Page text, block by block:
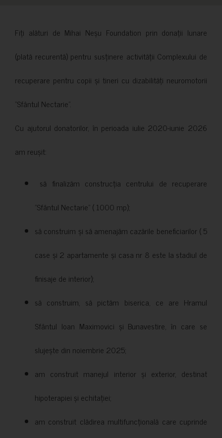
Fiți alături de Mihai Neșu Foundation prin donații lunare
(plată recurentă) pentru susținere activității Complexului de
recuperare pentru copii și tineri cu dizabilități neuromotorii
”Sfântul Nectarie”.
Cu ajutorul donatorilor, în perioada iulie 2020-iunie 2026
am reușit:
să finalizăm construcția centrului de recuperare
”Sfântul Nectarie” ( 1000 mp);
să construim și să amenajăm cazările beneficiarilor ( 5
case și 2 apartamente și casa nr 8 este la stadiul de
finisaje de interior);
să construim, să pictăm biserica, ce are Hramul
Sfântul Ioan Maximovici și Bunavestire, în care se
slujește din noiembrie 2025;
am construit manejul interior și exterior, destinat
hipoterapiei și echitației;
am construit clădirea multifuncțională care cuprinde